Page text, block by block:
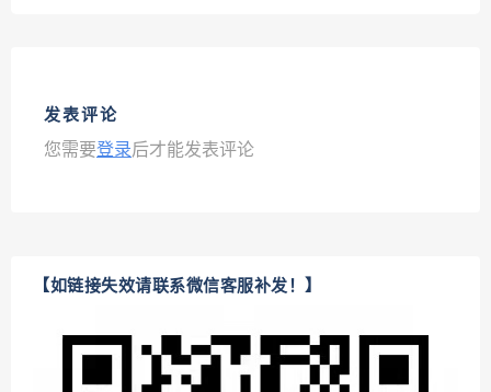
发表评论
您需要登录后才能发表评论
【如链接失效请联系微信客服补发！】